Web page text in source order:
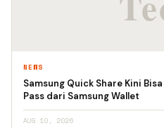
NEWS
Samsung Quick Share Kini
Pass dari Samsung Wallet
AUG 10, 2026